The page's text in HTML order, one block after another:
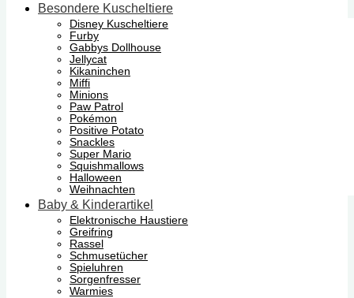
Besondere Kuscheltiere
Disney Kuscheltiere
Furby
Gabbys Dollhouse
Jellycat
Kikaninchen
Miffi
Minions
Paw Patrol
Pokémon
Positive Potato
Snackles
Super Mario
Squishmallows
Halloween
Weihnachten
Baby & Kinderartikel
Elektronische Haustiere
Greifring
Rassel
Schmusetücher
Spieluhren
Sorgenfresser
Warmies